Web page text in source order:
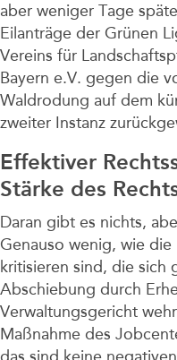
aber weniger Tage
Eilanträge der Grünen
Vereins für
Bayern e.V. gegen die
Waldrodung auf dem
zweiter Instanz
Effektiver
Stärke des
Daran gibt es nichts,
Genauso wenig, wie
kritisieren sind, die sich
Abschiebung durch
Verwaltungsgericht
Maßnahme des